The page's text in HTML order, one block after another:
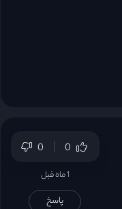
0 0
1 ماه قبل
پاسخ